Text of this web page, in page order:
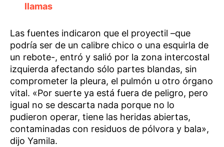
llamas
Las fuentes indicaron que el proyectil –que
podría ser de un calibre chico o una esquirla de
un rebote-, entró y salió por la zona intercostal
izquierda afectando sólo partes blandas, sin
comprometer la pleura, el pulmón u otro órgano
vital. «Por suerte ya está fuera de peligro, pero
igual no se descarta nada porque no lo
pudieron operar, tiene las heridas abiertas,
contaminadas con residuos de pólvora y bala»,
dijo Yamila.